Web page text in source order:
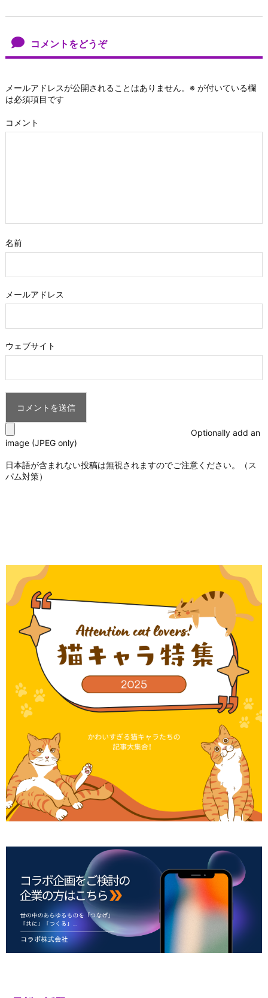
コメントをどうぞ
メールアドレスが公開されることはありません。 ※ が付いている欄
は必須項目です
コメント
名前
メールアドレス
ウェブサイト
Optionally add an
image (JPEG only)
日本語が含まれない投稿は無視されますのでご注意ください。（ス
パム対策）